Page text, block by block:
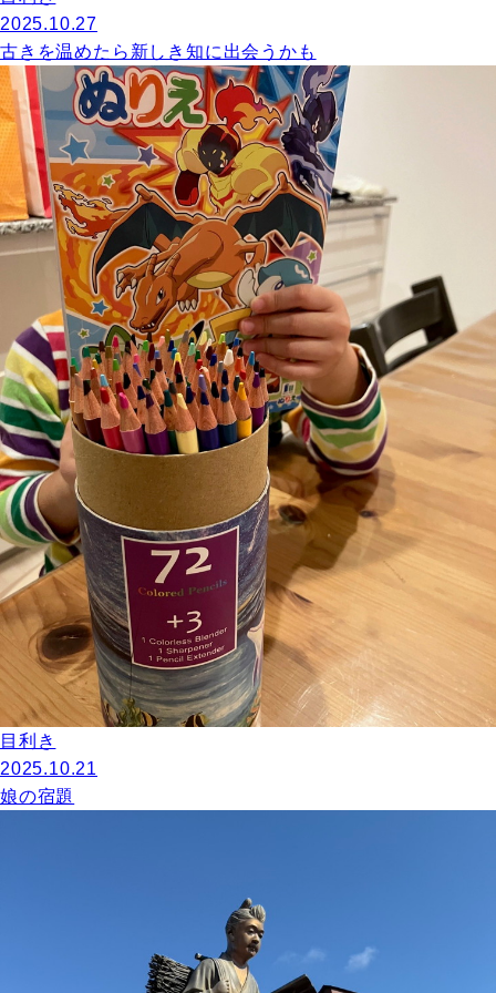
2025.10.27
古きを温めたら新しき知に出会うかも
目利き
2025.10.21
娘の宿題